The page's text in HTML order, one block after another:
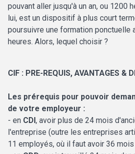
pouvant aller jusqu'à un an, ou 1200
lui, est un dispositif à plus court
poursuivre une formation ponctuelle
heures. Alors, lequel choisir ?
CIF : PRE-REQUIS, AVANTAGES &
Les prérequis pour pouvoir
de votre employeur :
- en CDI , avoir plus de 24 mois
l'entreprise (outre les entreprises
11 employés, où il faut avoir 36